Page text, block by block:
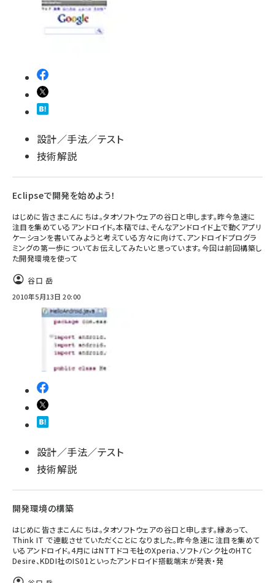
設計／手法／テスト
技術解説
Eclipseで開発を始めよう！
はじめに皆さまこんにちは。タオソフトウェアの谷口と申します。昨今急速に
注目を集めているアンドロイド。本稿では、そんなアンドロイド上で動くアプリ
ケーションを書いてみようと考えている方々に向けて、アンドロイドプログラ
ミングの第一歩についてお伝えしてみたいと思っています。今回は前回構築し
た開発環境を使って
谷口 岳
2010年5月13日 20:00
設計／手法／テスト
技術解説
開発環境の構築
はじめに皆さまこんにちは。タオソフトウェアの谷口と申します。縁あって、
Think IT で連載させていただくことになりました。昨今急速に注目を集めて
いるアンドロイド。4月にはNTTドコモ社のXperia、ソフトバンク社のHTC
Desire、KDDI社のIS01といったアンドロイド搭載端末が発表・発